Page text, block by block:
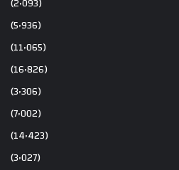
(5٬936)
(11٬065)
(16٬826)
(3٬306)
(7٬002)
(14٬423)
(3٬027)